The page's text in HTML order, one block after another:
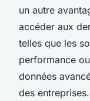
un autre
accéder aux
telles que les
performance
données
des